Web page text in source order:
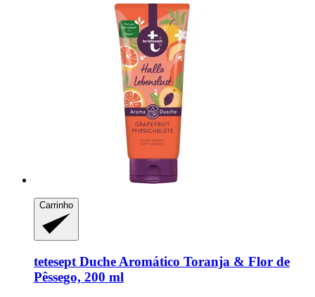
Carrinho
tetesept Duche Aromático Toranja & Flor de
Pêssego, 200 ml